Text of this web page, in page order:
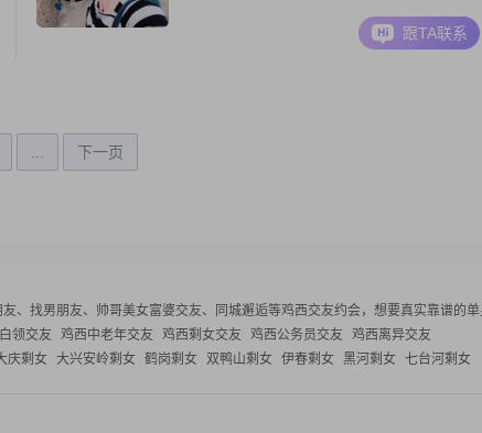
跟TA联系
下一页
、找男朋友、帅哥美女富婆交友、同城邂逅等鸡西交友约会，想要真实靠谱的单
领交友 鸡西中老年交友 鸡西剩女交友 鸡西公务员交友
鸡西离异交友
庆剩女 大兴安岭剩女 鹤岗剩女 双鸭山剩女 伊春剩女 黑河剩女 七台河剩女